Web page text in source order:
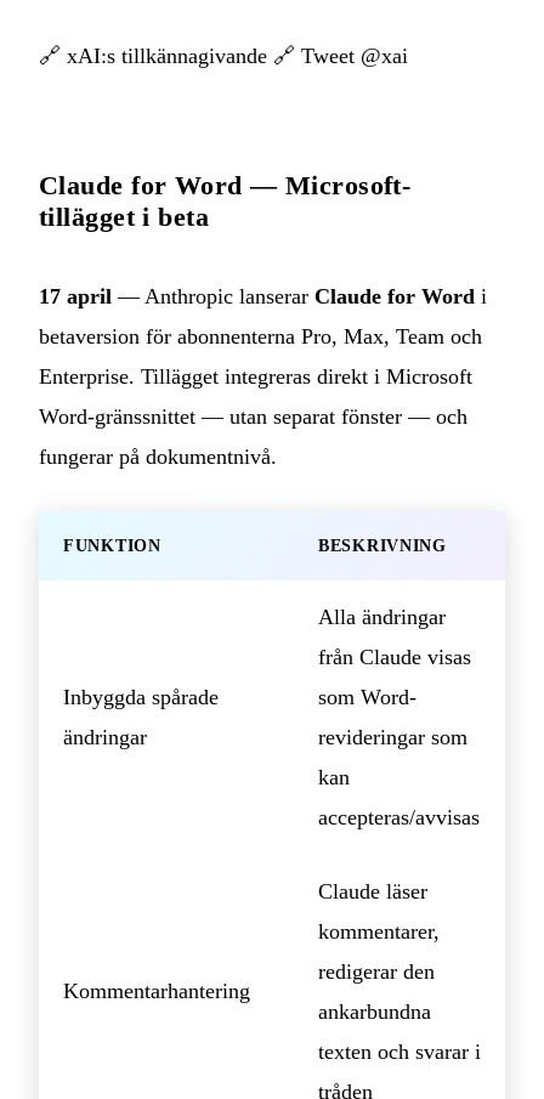
🔗 xAI:s tillkännagivande 🔗 Tweet @xai
Claude for Word — Microsoft-
tillägget i beta
17 april — Anthropic lanserar Claude for Word i
betaversion för abonnenterna Pro, Max, Team och
Enterprise. Tillägget integreras direkt i Microsoft
Word-gränssnittet — utan separat fönster — och
fungerar på dokumentnivå.
FUNKTION BESKRIVNING
Inbyggda spårade
ändringar
Alla ändringar
från Claude visas
som Word-
revideringar som
kan
accepteras/avvisas
Kommentarhantering
Claude läser
kommentarer,
redigerar den
ankarbundna
texten och svarar i
tråden